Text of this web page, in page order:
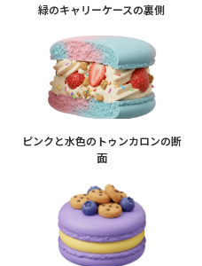
緑のキャリーケースの裏側
ピンクと水色のトゥンカロンの断
面